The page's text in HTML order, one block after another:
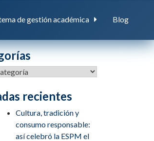
de gestión académica Blog
recientes
Cultura, tradición y
consumo responsable:
así celebró la ESPM el